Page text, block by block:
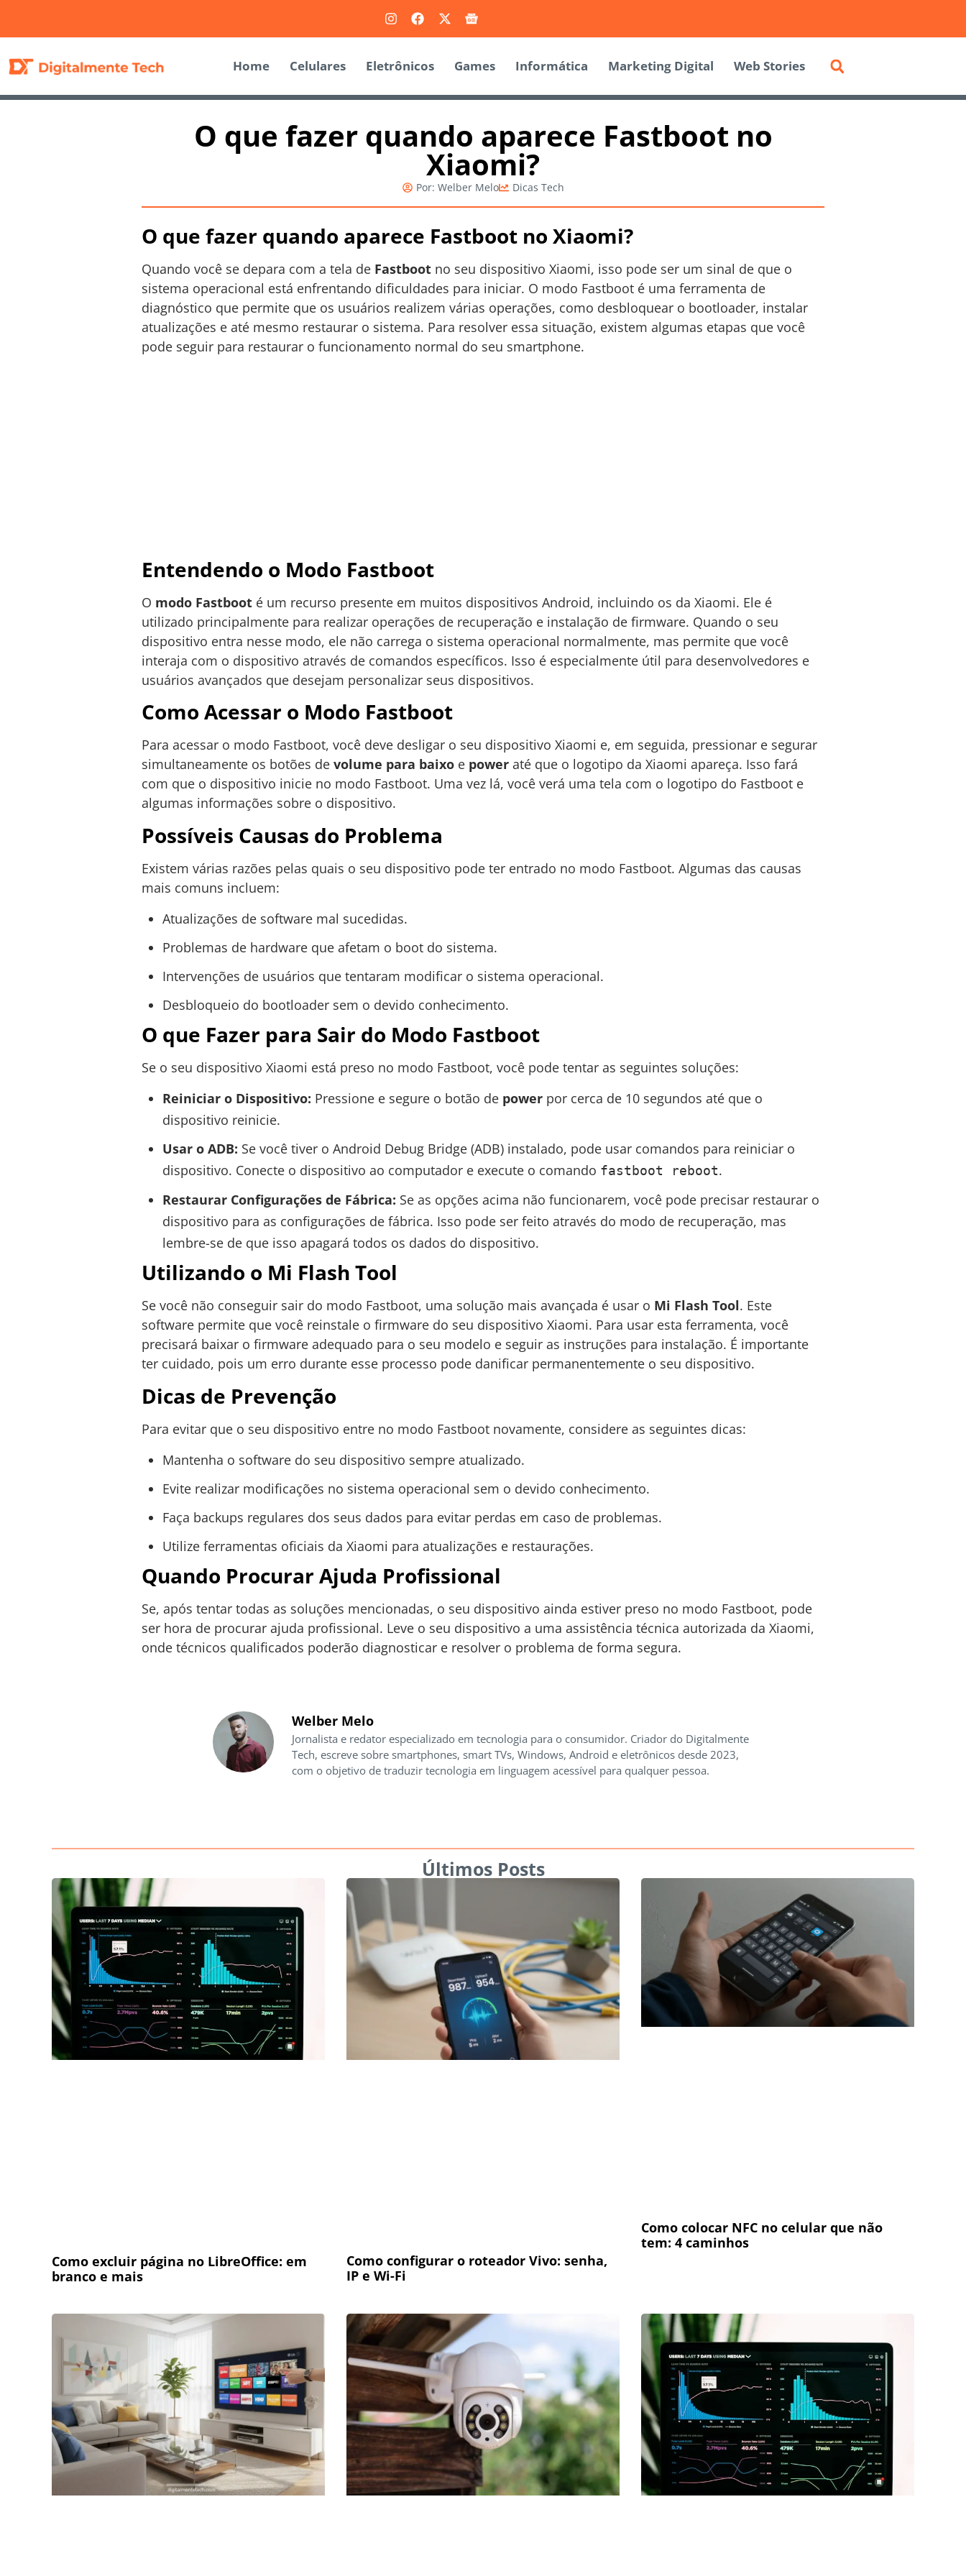
Home Celulares Eletrônicos Games Informática Marketing Digital Web Stories
O que fazer quando aparece Fastboot no
Xiaomi?
Por: Welber Melo Dicas Tech
O que fazer quando aparece Fastboot no Xiaomi?
Quando você se depara com a tela de Fastboot no seu dispositivo Xiaomi, isso pode ser um sinal de que o
sistema operacional está enfrentando dificuldades para iniciar. O modo Fastboot é uma ferramenta de
diagnóstico que permite que os usuários realizem várias operações, como desbloquear o bootloader, instalar
atualizações e até mesmo restaurar o sistema. Para resolver essa situação, existem algumas etapas que você
pode seguir para restaurar o funcionamento normal do seu smartphone.
Entendendo o Modo Fastboot
O modo Fastboot é um recurso presente em muitos dispositivos Android, incluindo os da Xiaomi. Ele é
utilizado principalmente para realizar operações de recuperação e instalação de firmware. Quando o seu
dispositivo entra nesse modo, ele não carrega o sistema operacional normalmente, mas permite que você
interaja com o dispositivo através de comandos específicos. Isso é especialmente útil para desenvolvedores e
usuários avançados que desejam personalizar seus dispositivos.
Como Acessar o Modo Fastboot
Para acessar o modo Fastboot, você deve desligar o seu dispositivo Xiaomi e, em seguida, pressionar e segurar
simultaneamente os botões de volume para baixo e power até que o logotipo da Xiaomi apareça. Isso fará
com que o dispositivo inicie no modo Fastboot. Uma vez lá, você verá uma tela com o logotipo do Fastboot e
algumas informações sobre o dispositivo.
Possíveis Causas do Problema
Existem várias razões pelas quais o seu dispositivo pode ter entrado no modo Fastboot. Algumas das causas
mais comuns incluem:
Atualizações de software mal sucedidas.
Problemas de hardware que afetam o boot do sistema.
Intervenções de usuários que tentaram modificar o sistema operacional.
Desbloqueio do bootloader sem o devido conhecimento.
O que Fazer para Sair do Modo Fastboot
Se o seu dispositivo Xiaomi está preso no modo Fastboot, você pode tentar as seguintes soluções:
Reiniciar o Dispositivo: Pressione e segure o botão de powerpor cerca de 10 segundos até que o
dispositivo reinicie.
Usar o ADB: Se você tiver o Android Debug Bridge (ADB) instalado, pode usar comandos para reiniciar o
dispositivo. Conecte o dispositivo ao computador e execute o comando fastboot reboot.
Restaurar Configurações de Fábrica: Se as opções acima não funcionarem, você pode precisar restaurar o
dispositivo para as configurações de fábrica. Isso pode ser feito através do modo de recuperação, mas
lembre-se de que isso apagará todos os dados do dispositivo.
Utilizando o Mi Flash Tool
Se você não conseguir sair do modo Fastboot, uma solução mais avançada é usar o Mi Flash Tool. Este
software permite que você reinstale o firmware do seu dispositivo Xiaomi. Para usar esta ferramenta, você
precisará baixar o firmware adequado para o seu modelo e seguir as instruções para instalação. É importante
ter cuidado, pois um erro durante esse processo pode danificar permanentemente o seu dispositivo.
Dicas de Prevenção
Para evitar que o seu dispositivo entre no modo Fastboot novamente, considere as seguintes dicas:
Mantenha o software do seu dispositivo sempre atualizado.
Evite realizar modificações no sistema operacional sem o devido conhecimento.
Faça backups regulares dos seus dados para evitar perdas em caso de problemas.
Utilize ferramentas oficiais da Xiaomi para atualizações e restaurações.
Quando Procurar Ajuda Profissional
Se, após tentar todas as soluções mencionadas, o seu dispositivo ainda estiver preso no modo Fastboot, pode
ser hora de procurar ajuda profissional. Leve o seu dispositivo a uma assistência técnica autorizada da Xiaomi,
onde técnicos qualificados poderão diagnosticar e resolver o problema de forma segura.
Welber Melo
Jornalista e redator especializado em tecnologia para o consumidor. Criador do Digitalmente
Tech, escreve sobre smartphones, smart TVs, Windows, Android e eletrônicos desde 2023,
com o objetivo de traduzir tecnologia em linguagem acessível para qualquer pessoa.
Últimos Posts
Como excluir página no LibreOffice: em
branco e mais
Como configurar o roteador Vivo: senha,
IP e Wi-Fi
Como colocar NFC no celular que não
tem: 4 caminhos